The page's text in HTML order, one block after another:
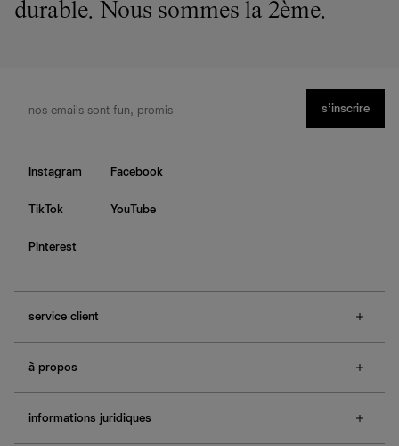
durable. Nous sommes la 2ème.
s’inscrire
Instagram Facebook
TikTok YouTube
Pinterest
service client
contactez-nous
guide des tailles
e-cartes cadeaux
à propos
boutiques
informations juridiques